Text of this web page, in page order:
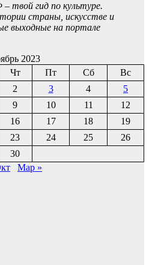
твой гид по культуре.
страны, искусстве и
выходные на портале
2023
Чт Пт Сб
Вс
2 3 4
5
9 10 11
12
16 17 18
19
23 24 25
26
30
Мар »